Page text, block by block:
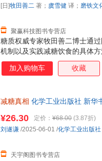
糖质权威专家牧田善二博士通
机制以及实践减糖饮食的具体
对健康、皮肤和饮食等各方面
身、恢复年轻活力所必需的是
聚赢科技图书专营店
[日]牧田善二 著； 虞雪健 译； 磨铁文
加入购物车 收藏
减糖真相 化学工业出版社 新华
¥26.30 定价： ¥68.00 (3.87折)
天宇阁图书专营店
刘遂谦 /2025-06-01 /化学工业出版社